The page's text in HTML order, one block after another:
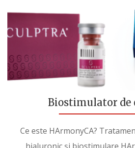
Biostimulator de
Ce este HArmonyCA?